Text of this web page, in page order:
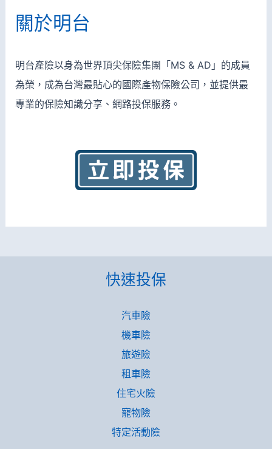
關於明台
明台產險以身為世界頂尖保險集團「MS & AD」的成員
為榮，成為台灣最貼心的國際產物保險公司，並提供最
專業的保險知識分享、網路投保服務。
快速投保
汽車險
機車險
旅遊險
租車險
住宅火險
寵物險
特定活動險